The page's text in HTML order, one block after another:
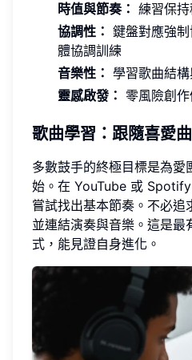
時值與節奏： 練習保
協調性： 鍵盤對應強
體協調訓練
音樂性： 學習歌曲結
靈感啟發： 零風險創
歌曲學習：跟隨喜愛
多數鼓手的終極目標是為愛
始。在 YouTube 或 Spotify
嘗試找出基本節奏。不必追
並連結演奏與音樂。這是最
式，能見證自身進化。